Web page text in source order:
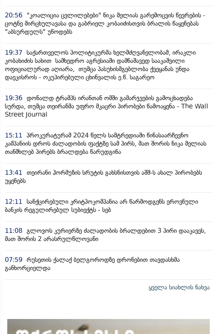
20:56
"კოალიცია ცვლილებები" ნიკა მელიას გარემოცვის წევრების -
ცოტნე მირცხულავასა და გაბრიელ კობაიძისთვის ბრალის წაყენებას
"აბსურდულს" უწოდებს
19:37 საქართველოს პოლიტიკურმა ხელმძღვანელობამ, ირაკლი
კობახიძის სახით სამხედრო აგრესიაში დამნაშავედ სააკაშვილი
ოფიციალურად აღიარა, თუმცა პასუხისმგებლობა ქვეყანას უნდა
დაეკისროს - ოკუპირებული ცხინვალის ე.წ. საგარეო
19:36 დონალდ ტრამპს ირანთან ომში გამარჯვების გამოცხადება
სურდა, თუმცა თეირანმა უფრო მკაცრი პირობები წამოაყენა - The Wall
Street Journal
15:11 პროკურატურამ 2024 წელს სამტრედიაში წინასაარჩევნო
კამპანიის დროს ძალადობის ფაქტზე სამ პირს, მათ შორის ნიკა მელიას
თანმხლებ პირებს ბრალდება წარუდგინა
13:41 თეირანი ჰორმუზის სრუტის გახსნისთვის აშშ-ს ახალ პირობებს
უყენებს
12:11 სანქცირებული კრიტპოკომპანია არ წარმოდგენს ეროვნული
ბანკის რეგულირებულ სუბიექტს - სებ
11:08 გლოვოს კურიერზე ძალადობის ბრალდებით 3 პირი დააკავეს,
მათ შორის 2 არასრულწლოვანი
07:59 რუსეთის ქალაქ ბელგოროდზე დრონებით თავდასხმა
განხორციელდა
ყველა სიახლის ნახვა